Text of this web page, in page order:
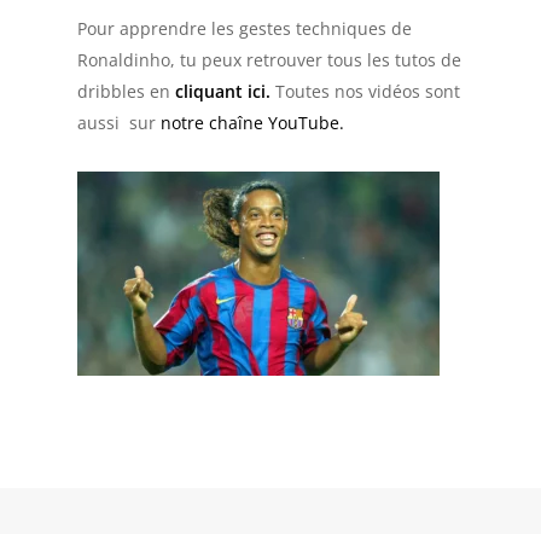
Pour apprendre les gestes techniques de
Ronaldinho, tu peux retrouver tous les tutos de
dribbles en cliquant ici. Toutes nos vidéos sont
aussi sur notre chaîne YouTube.